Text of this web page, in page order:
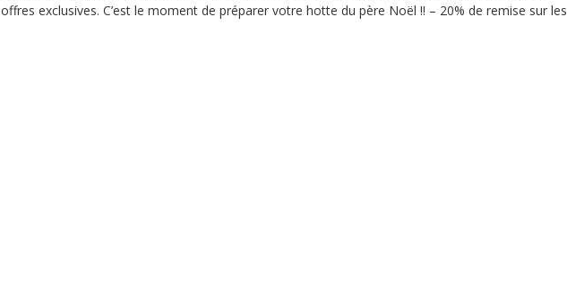
exclusives. C’est le moment de préparer votre hotte du père Noël !! – 20% de remise sur les